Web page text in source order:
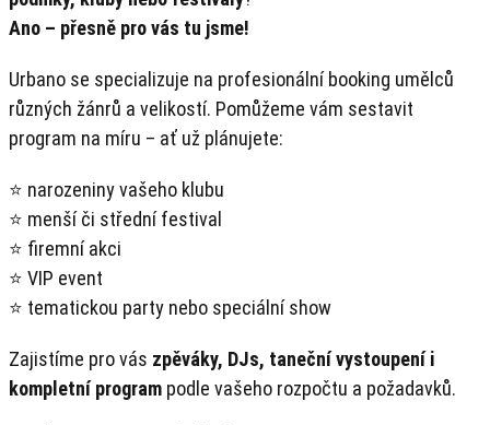
Ano – přesně pro vás tu jsme!
Urbano se specializuje na profesionální booking umělců
různých žánrů a velikostí. Pomůžeme vám sestavit
program na míru – ať už plánujete:
⭐ narozeniny vašeho klubu
⭐ menší či střední festival
⭐ firemní akci
⭐ VIP event
⭐ tematickou party nebo speciální show
Zajistíme pro vás zpěváky, DJs, taneční vystoupení i
kompletní program podle vašeho rozpočtu a požadavků.